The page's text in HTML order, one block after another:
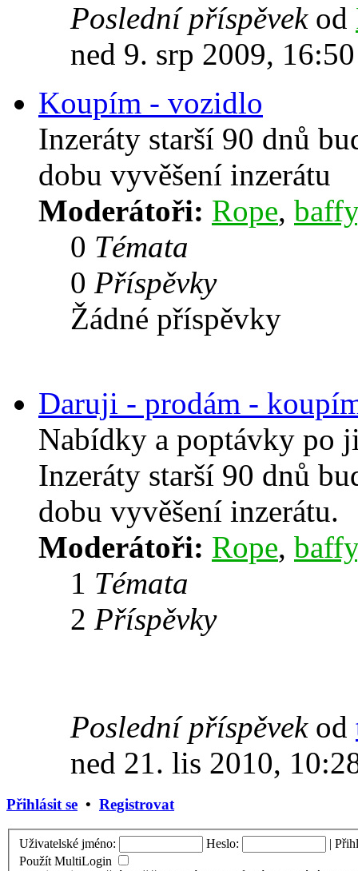
Poslední příspěvekod
ned 9. srp 2009, 16:50
Koupím - vozidlo
Inzeráty starší 90 dnů
dobu vyvěšení inzerátu
Moderátoři: Rope, baffy
0 Témata
0 Příspěvky
Žádné příspěvky
Daruji - prodám -
Nabídky a poptávky po
Inzeráty starší 90 dnů
dobu vyvěšení inzerátu.
Moderátoři: Rope, baffy
1 Témata
2 Příspěvky
Poslední příspěvekod
ned 21. lis 2010,
Přihlásit se • Registrovat
Uživatelské jméno: Heslo: |
Použít MultiLogin